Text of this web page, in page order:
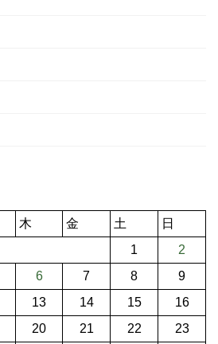
木 金 土
日
1
2
6 7 8
9
13 14 15
16
20 21 22
23